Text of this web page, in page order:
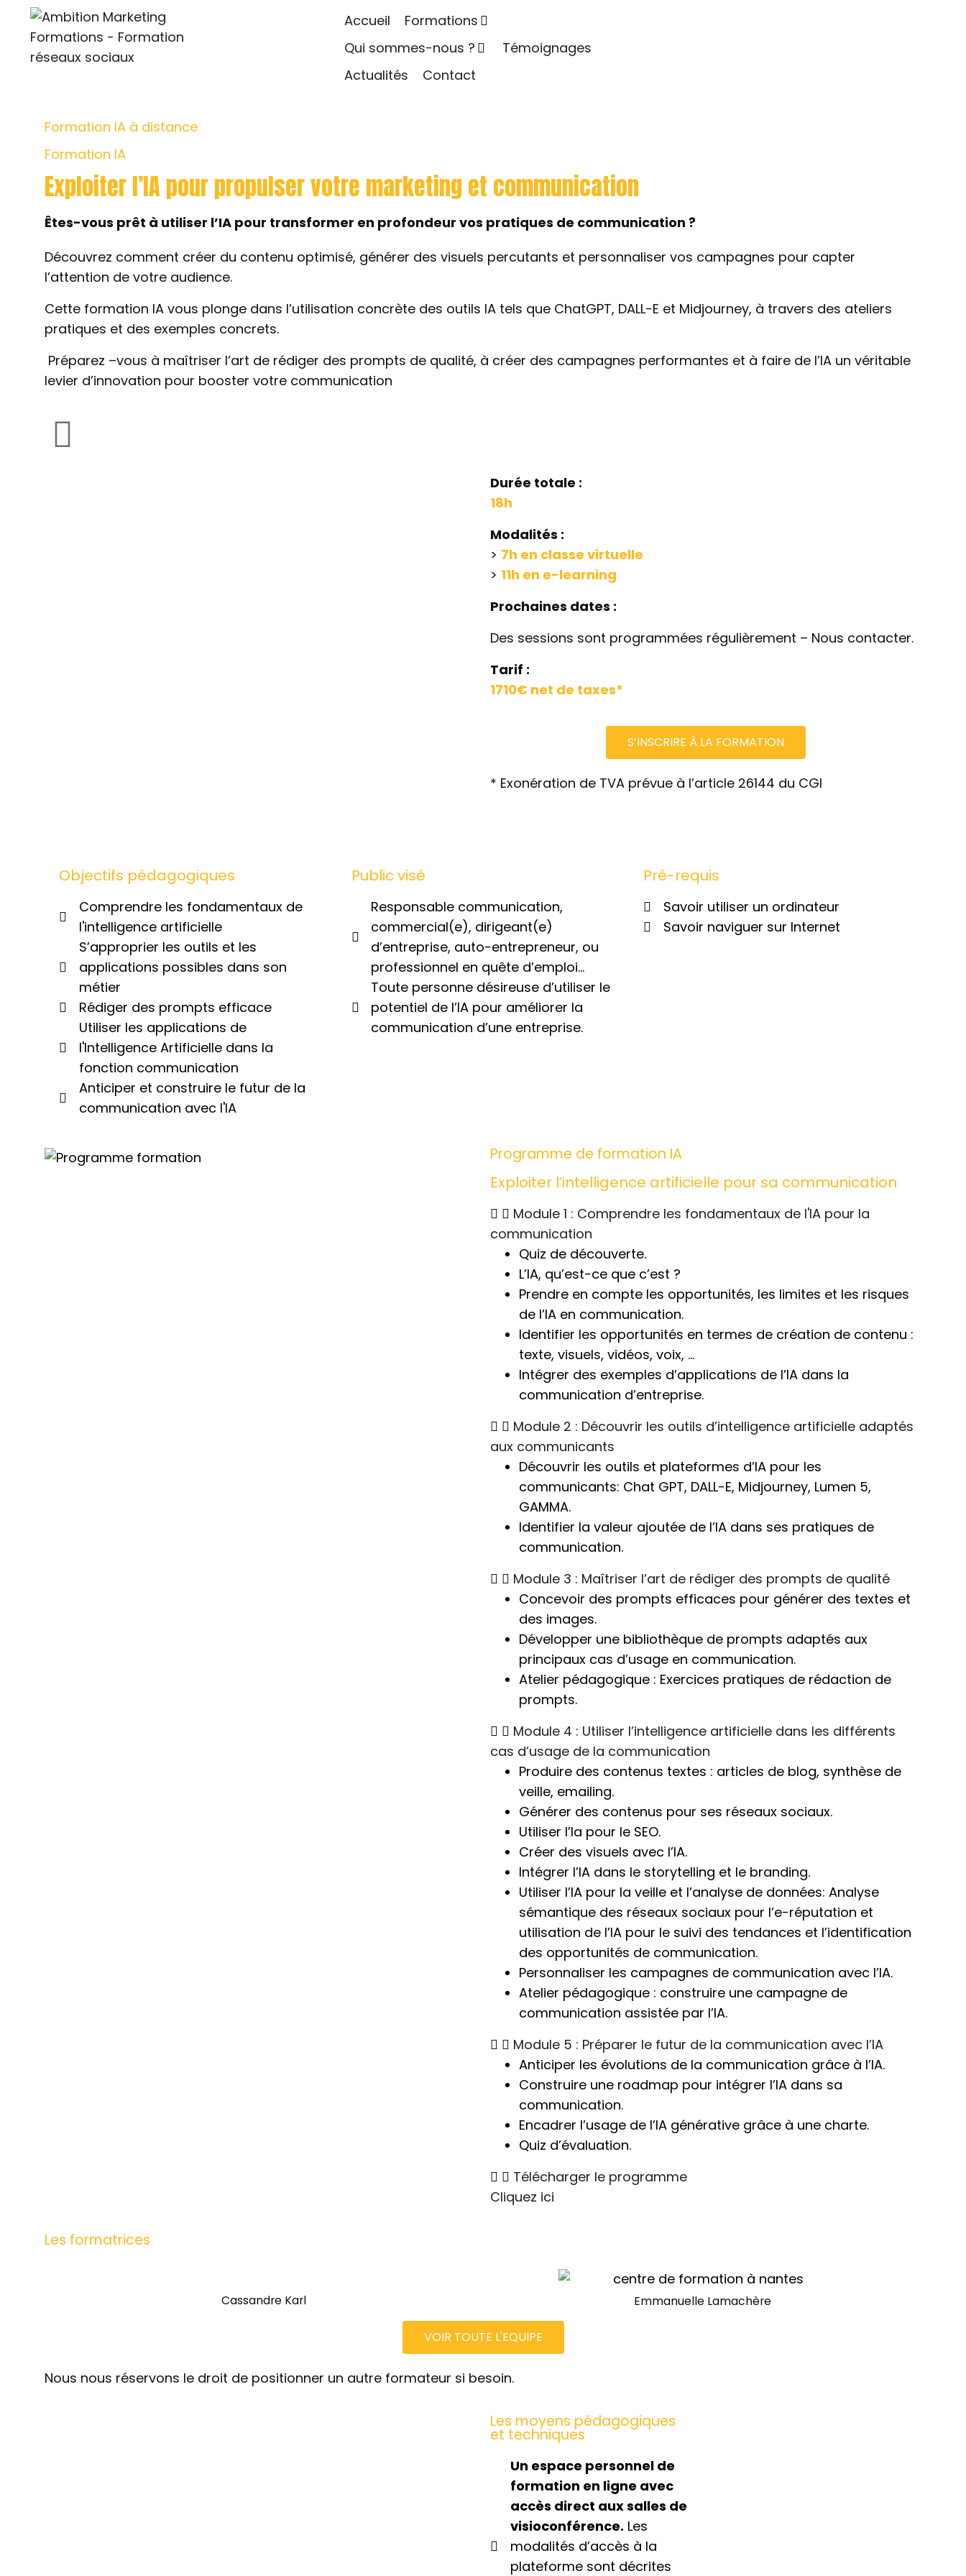
Accueil
Formations
Qui sommes-nous ?
Témoignages
Actualités
Contact
Formation IA à distance
Formation IA
Exploiter l’IA pour propulser votre marketing et communication
Êtes-vous prêt à utiliser l’IA pour transformer en profondeur vos pratiques de communication ?
Découvrez comment créer du contenu optimisé, générer des visuels percutants et personnaliser vos campagnes pour capter
l’attention de votre audience.
Cette formation IA vous plonge dans l’utilisation concrète des outils IA tels que ChatGPT, DALL-E et Midjourney, à travers des ateliers
pratiques et des exemples concrets.
Préparez –vous à maîtriser l’art de rédiger des prompts de qualité, à créer des campagnes performantes et à faire de l’IA un véritable
levier d’innovation pour booster votre communication
Durée totale :
18h
Modalités :
> 7h en classe virtuelle
> 11h en e-learning
Prochaines dates :
Des sessions sont programmées régulièrement – Nous contacter.
Tarif :
1710€ net de taxes*
S’INSCRIRE À LA FORMATION
* Exonération de TVA prévue à l’article 26144 du CGI
Objectifs pédagogiques
Comprendre les fondamentaux de
l'intelligence artificielle
S’approprier les outils et les
applications possibles dans son
métier
Rédiger des prompts efficace
Utiliser les applications de
l'Intelligence Artificielle dans la
fonction communication
Anticiper et construire le futur de la
communication avec l'IA
Public visé
Responsable communication,
commercial(e), dirigeant(e)
d’entreprise, auto-entrepreneur, ou
professionnel en quête d’emploi…
Toute personne désireuse d’utiliser le
potentiel de l’IA pour améliorer la
communication d’une entreprise.
Pré-requis
Savoir utiliser un ordinateur
Savoir naviguer sur Internet
Programme de formation IA
Exploiter l’intelligence artificielle pour sa communication
Module 1 : Comprendre les fondamentaux de l'IA pour la
communication
Quiz de découverte.
L’IA, qu’est-ce que c’est ?
Prendre en compte les opportunités, les limites et les risques
de l’IA en communication.
Identifier les opportunités en termes de création de contenu :
texte, visuels, vidéos, voix, …
Intégrer des exemples d’applications de l’IA dans la
communication d’entreprise.
Module 2 : Découvrir les outils d’intelligence artificielle adaptés
aux communicants
Découvrir les outils et plateformes d’IA pour les
communicants: Chat GPT, DALL-E, Midjourney, Lumen 5,
GAMMA.
Identifier la valeur ajoutée de l’IA dans ses pratiques de
communication.
Module 3 : Maîtriser l’art de rédiger des prompts de qualité
Concevoir des prompts efficaces pour générer des textes et
des images.
Développer une bibliothèque de prompts adaptés aux
principaux cas d’usage en communication.
Atelier pédagogique : Exercices pratiques de rédaction de
prompts.
Module 4 : Utiliser l’intelligence artificielle dans les différents
cas d’usage de la communication
Produire des contenus textes : articles de blog, synthèse de
veille, emailing.
Générer des contenus pour ses réseaux sociaux.
Utiliser l’Ia pour le SEO.
Créer des visuels avec l’IA.
Intégrer l’IA dans le storytelling et le branding.
Utiliser l’IA pour la veille et l’analyse de données: Analyse
sémantique des réseaux sociaux pour l’e-réputation et
utilisation de l’IA pour le suivi des tendances et l’identification
des opportunités de communication.
Personnaliser les campagnes de communication avec l’IA.
Atelier pédagogique : construire une campagne de
communication assistée par l’IA.
Module 5 : Préparer le futur de la communication avec l’IA
Anticiper les évolutions de la communication grâce à l’IA.
Construire une roadmap pour intégrer l’IA dans sa
communication.
Encadrer l’usage de l’IA générative grâce à une charte.
Quiz d’évaluation.
Télécharger le programme
Cliquez ici
Les formatrices
Cassandre Karl Emmanuelle Lamachère
VOIR TOUTE L'EQUIPE
Nous nous réservons le droit de positionner un autre formateur si besoin.
Les moyens pédagogiques
et techniques
Un espace personnel de
formation en ligne avec
accès direct aux salles de
visioconférence. Les
modalités d’accès à la
plateforme sont décrites